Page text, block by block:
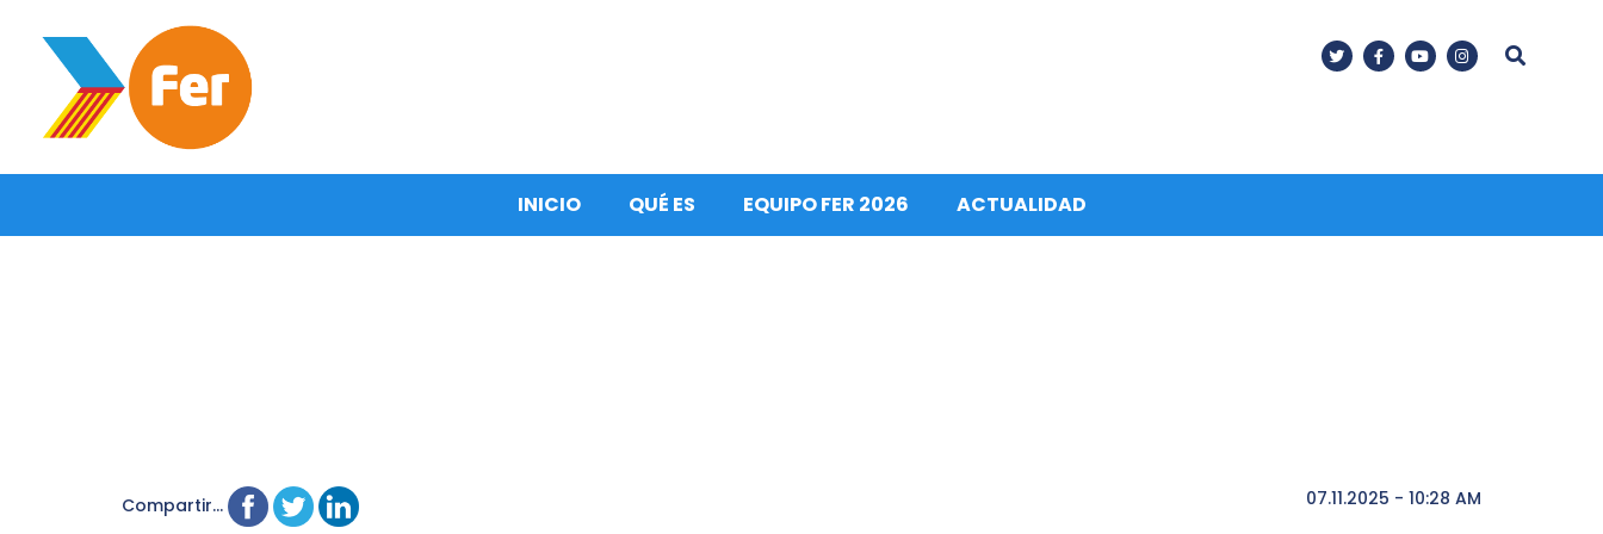
INICIO QUÉ ES EQUIPO FER 2026 ACTUALIDAD
Compartir... 07.11.2025 - 10:28 AM